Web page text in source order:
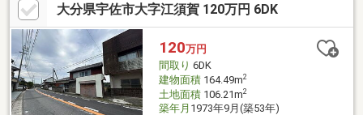
大分県宇佐市大字江須賀 120万円 6DK
120万円
間取り 6DK
建物面積164.49m2
土地面積106.21m2
築年月 1973年9月(築53年)